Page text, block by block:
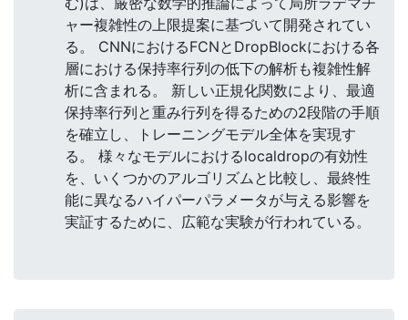
ャー複雑性の上限提案に基づいて開発されてい
る。 CNNにおけるFCNとDropBlockにおける各
層における保持率行列の低下の解析も複雑性解
析に含まれる。 新しい正規化関数により、最適
保持率行列と重み行列を得るための2段階の手順
を確立し、トレーニングモデル全体を実現す
る。 様々なモデルにおけるlocaldropの有効性
を、いくつかのアルゴリズムと比較し、最終性
能に異なるハイパーパラメータが与える影響を
実証するために、広範な実験が行われている。